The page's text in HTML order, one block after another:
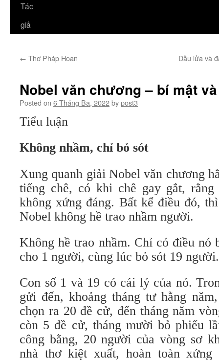
Tác
giả
← Thơ Pháp Hoan Dầu lửa và
Nobel văn chương – bí mật
Posted on 6 Tháng Ba, 2022bypost3
Tiểu luận
Không nhầm, chỉ bỏ sót
Xung quanh giải Nobel văn chương
tiếng chê, có khi chê gay gắt,
không xứng đáng. Bất kể điều đó,
Nobel không hề trao nhầm người.
Không hề trao nhầm. Chỉ có điều nó
cho 1 người, cùng lúc bỏ sót 19 người.
Con số 1 và 19 có cái lý của nó.
gửi đến, khoảng tháng tư hằng
chọn ra 20 đề cử, đến tháng năm
còn 5 đề cử, tháng mười bỏ phiếu
công bằng, 20 người của vòng sơ
nhà thơ kiệt xuất, hoàn toàn xứng